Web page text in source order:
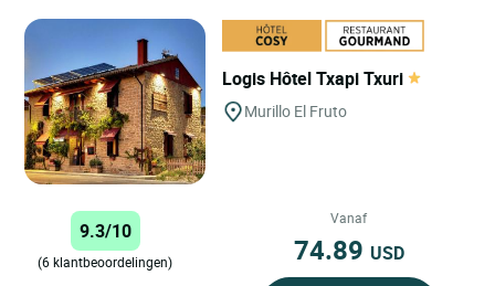
Logis Hôtel Txapi Txuri
Murillo El Fruto
9.3/10
(6 klantbeoordelingen)
Vanaf
74.89 USD